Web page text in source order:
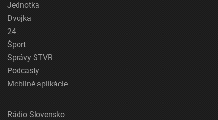
Jednotka
Dvojka
24
Šport
Správy STVR
Podcasty
Mobilné aplikácie
Rádio Slovensko